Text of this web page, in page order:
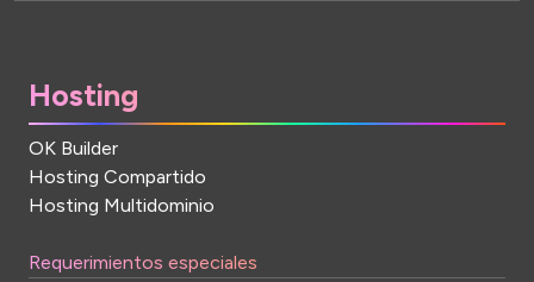
Hosting
OK Builder
Hosting Compartido
Hosting Multidominio
Requerimientos especiales